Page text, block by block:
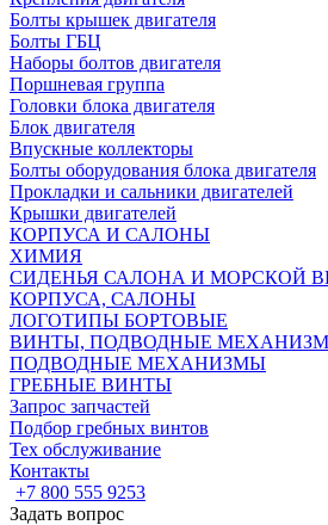
Болты крышек двигателя
Болты ГБЦ
Наборы болтов двигателя
Поршневая группа
Головки блока двигателя
Блок двигателя
Впускные коллекторы
Болты оборудования блока двигателя
Прокладки и сальники двигателей
Крышки двигателей
КОРПУСА И САЛОНЫ
ХИМИЯ
СИДЕНЬЯ САЛОНА И МОРСКОЙ
КОРПУСА, САЛОНЫ
ЛОГОТИПЫ БОРТОВЫЕ
ВИНТЫ, ПОДВОДНЫЕ
ПОДВОДНЫЕ МЕХАНИЗМЫ
ГРЕБНЫЕ ВИНТЫ
Запрос запчастей
Подбор гребных винтов
Тех обслуживание
Контакты
+7 800 555 9253
Задать вопрос